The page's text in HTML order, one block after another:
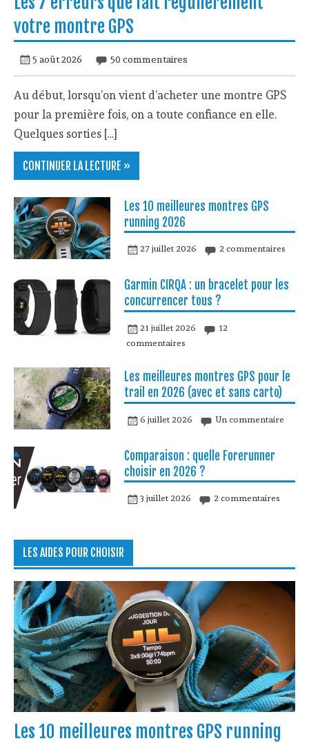
votre montre GPS
5 août 2026 50 commentaires
Au début, lorsqu’on vient d’acheter une montre GPS
pour la première fois, on a toute confiance en elle.
Quelques sorties […]
CONTINUER LA LECTURE »
Les 10 meilleures montres GPS
running 2026
27 juillet 2026 2 commentaires
Garmin CIRQA : un bracelet pour les
concurrencer tous ?
21 juillet 2026
12
commentaires
Les meilleures montres GPS pour le
trail en 2026 (avec et sans carto)
6 juillet 2026 Un commentaire
Comparaison : quelle Forerunner
choisir en 2026 ?
3 juillet 2026 2 commentaires
LES AIDES POUR CHOISIR
Les 10 meilleures montres GPS running